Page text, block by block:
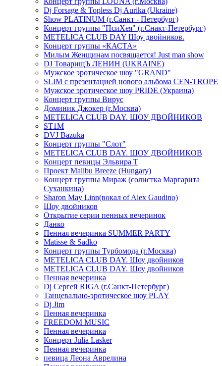
Dj Forsage & Topless Dj Aurika (Ukraine)
Show PLATINUM (г.Санкт - Петербург)
Концерт группы "ПсиХея" (г.Снакт-Петербург)
METELICA CLUB DAY Шоу двойников.
Концерт группы «КАСТА»
Милым Женщинам посвящается! Just man show
DJ ТоварищЪ ЛЕНИН (UKRAINE)
Мужское эротическое шоу "GRAND"
SLIM с презентацией нового альбома CEN-TROPE
Мужское эротическое шоу PRIDE (Украина)
Концерт группы Вирус
Доминик Джокер (г.Москва)
METELICA CLUB DAY. ШОУ ДВОЙНИКОВ
ST1M
DVJ Bazuka
Концерт группы "Слот"
METELICA CLUB DAY. ШОУ ДВОЙНИКОВ
Концерт певицы Эльвира Т
Проект Malibu Breeze (Hungary)
Концерт группы Мираж (солистка Маргарита
Суханкина)
Sharon May Linn(вокал of Alex Gaudino)
Шоу двойников
Открытие серии пенных вечеринок
Данко
Пенная вечеринка SUMMER PARTY
Matisse & Sadko
Концерт группы Турбомода (г.Москва)
METELICA CLUB DAY. Шоу двойников
METELICA CLUB DAY. Шоу двойников
Пенная вечеринка
Dj Сергей RIGA (г.Санкт-Петербург)
Танцевально-эротическое шоу PLAY
Dj Jim
Пенная вечеринка
FREEDOM MUSIC
Пенная вечеринка
Концерт Julia Lasker
Пенная вечеринка
певица Леона Аврелина